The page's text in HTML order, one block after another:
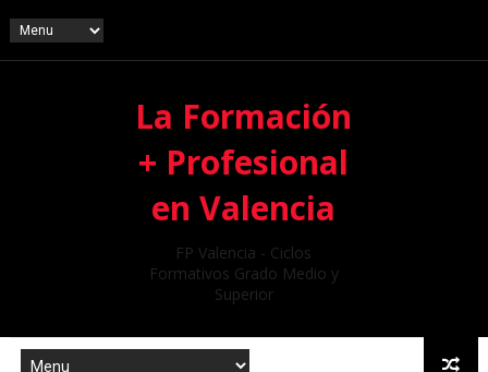
La Formación
+ Profesional
en Valencia
FP Valencia - Ciclos
Formativos Grado Medio y
Superior